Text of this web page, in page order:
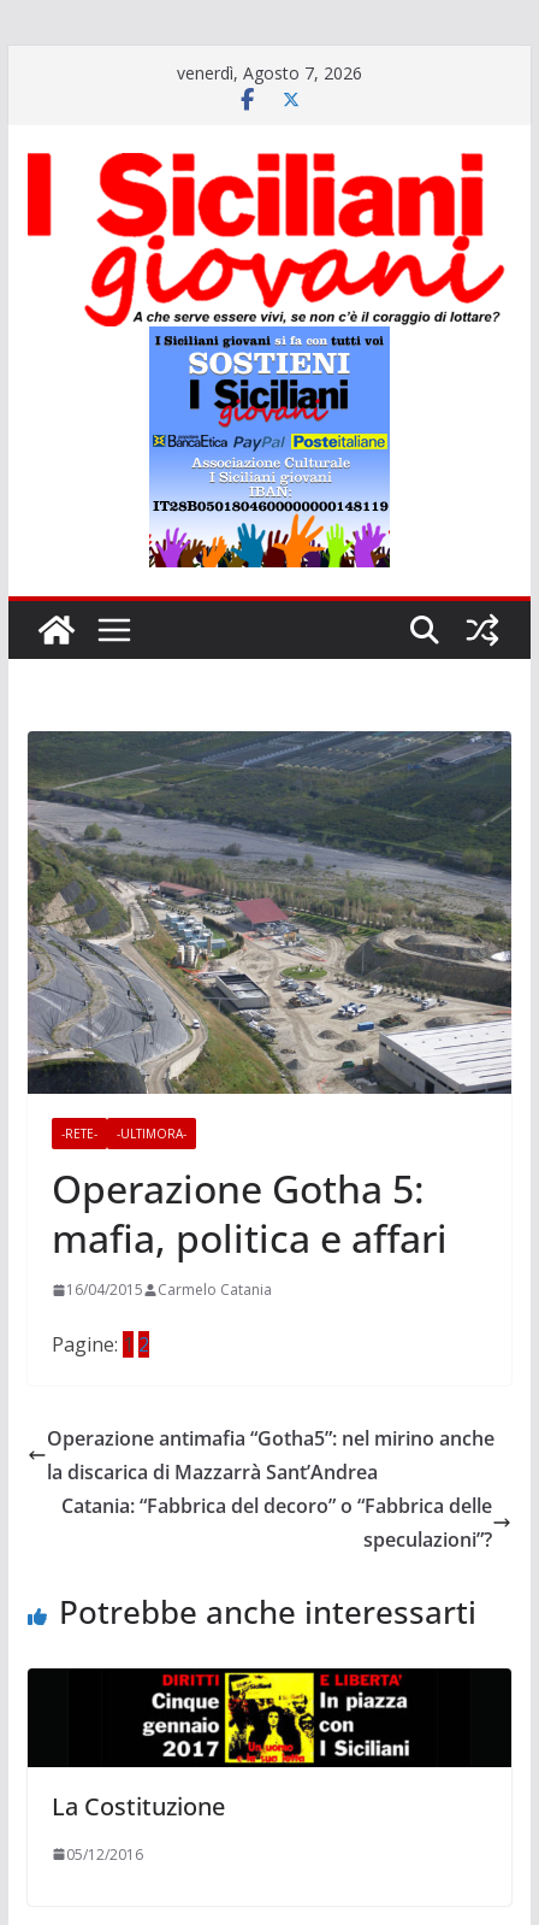
venerdì, Agosto 7, 2026
-RETE- -ULTIMORA-
Operazione Gotha 5:
mafia, politica e affari
16/04/2015 Carmelo Catania
Pagine: 1 2
Operazione antimafia “Gotha5”: nel mirino anche
la discarica di Mazzarrà Sant’Andrea
Catania: “Fabbrica del decoro” o “Fabbrica delle
speculazioni”?
Potrebbe anche interessarti
La Costituzione
05/12/2016